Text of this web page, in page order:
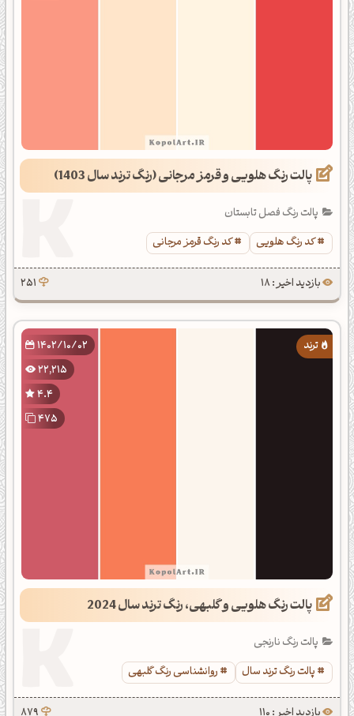
پالت رنگ هلویی و قرمز مرجانی (رنگ ترند سال 1403)
پالت رنگ فصل تابستان
کد رنگ هلویی
کد رنگ قرمز مرجانی
بازدید اخیر : 18 251
1402/10/02
22,215
4.4
475
پالت رنگ هلویی و گلبهی، رنگ ترند سال 2024
پالت رنگ نارنجی
پالت رنگ ترند سال
روانشناسی رنگ گلبهی